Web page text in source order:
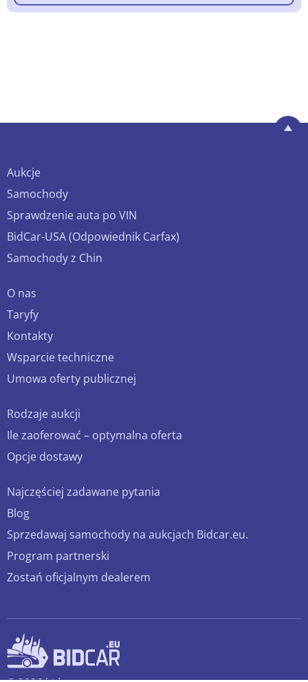
Aukcje
Samochody
Sprawdzenie auta po VIN
BidCar-USA (Odpowiednik Carfax)
Samochody z Chin
O nas
Taryfy
Kontakty
Wsparcie techniczne
Umowa oferty publicznej
Rodzaje aukcji
Ile zaoferować – optymalna oferta
Opcje dostawy
Najczęściej zadawane pytania
Blog
Sprzedawaj samochody na aukcjach Bidcar.eu.
Program partnerski
Zostań oficjalnym dealerem